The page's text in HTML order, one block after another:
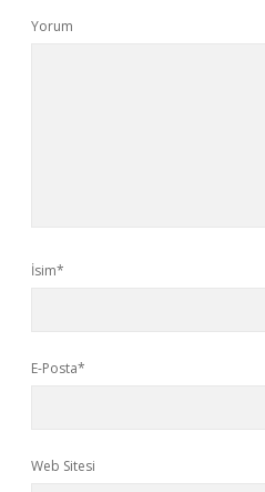
Yorum
İsim*
E-Posta*
Web Sitesi